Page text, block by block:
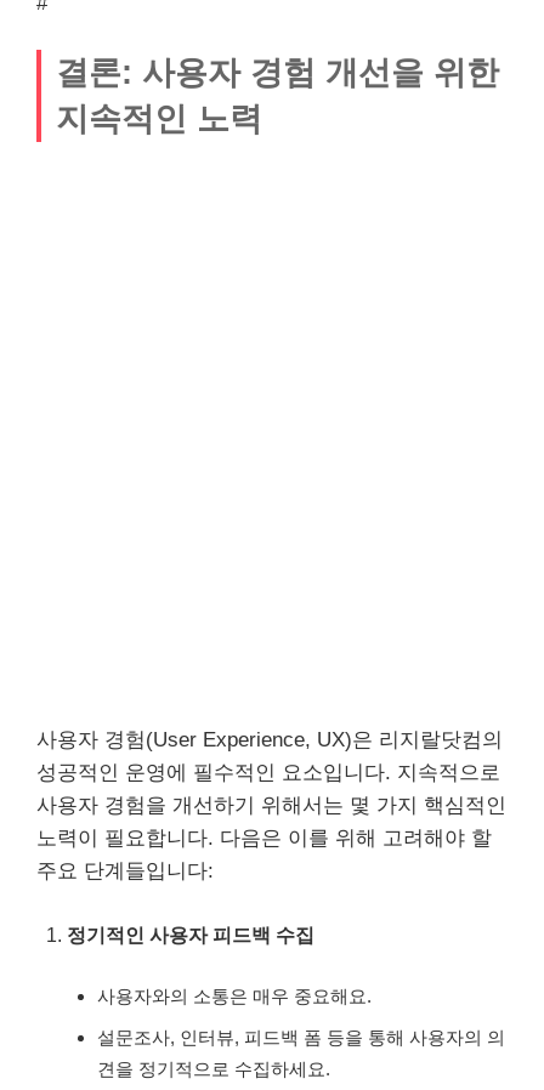
결론: 사용자 경험 개선을 위한
지속적인 노력
사용자 경험(User Experience, UX)은 리지랄닷컴의
성공적인 운영에 필수적인 요소입니다. 지속적으로
사용자 경험을 개선하기 위해서는 몇 가지 핵심적인
노력이 필요합니다. 다음은 이를 위해 고려해야 할
주요 단계들입니다:
정기적인 사용자 피드백 수집
사용자와의 소통은 매우 중요해요.
설문조사, 인터뷰, 피드백 폼 등을 통해 사용자의 의
견을 정기적으로 수집하세요.